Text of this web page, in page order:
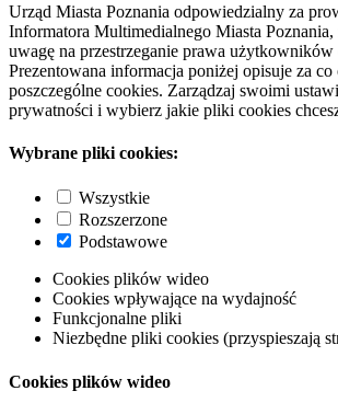
Urząd Miasta Poznania odpowiedzialny za
Informatora Multimedialnego Miasta Poznania,
uwagę na przestrzeganie prawa
Prezentowana informacja poniżej opisuje za co
poszczególne cookies. Zarządzaj swoimi
prywatności i wybierz jakie pliki cookies
Wybrane pliki cookies:
Wszystkie
Rozszerzone
Podstawowe
Cookies plików wideo
Cookies wpływające na wydajność
Funkcjonalne pliki
Niezbędne pliki cookies (przyspieszają
Cookies plików wideo